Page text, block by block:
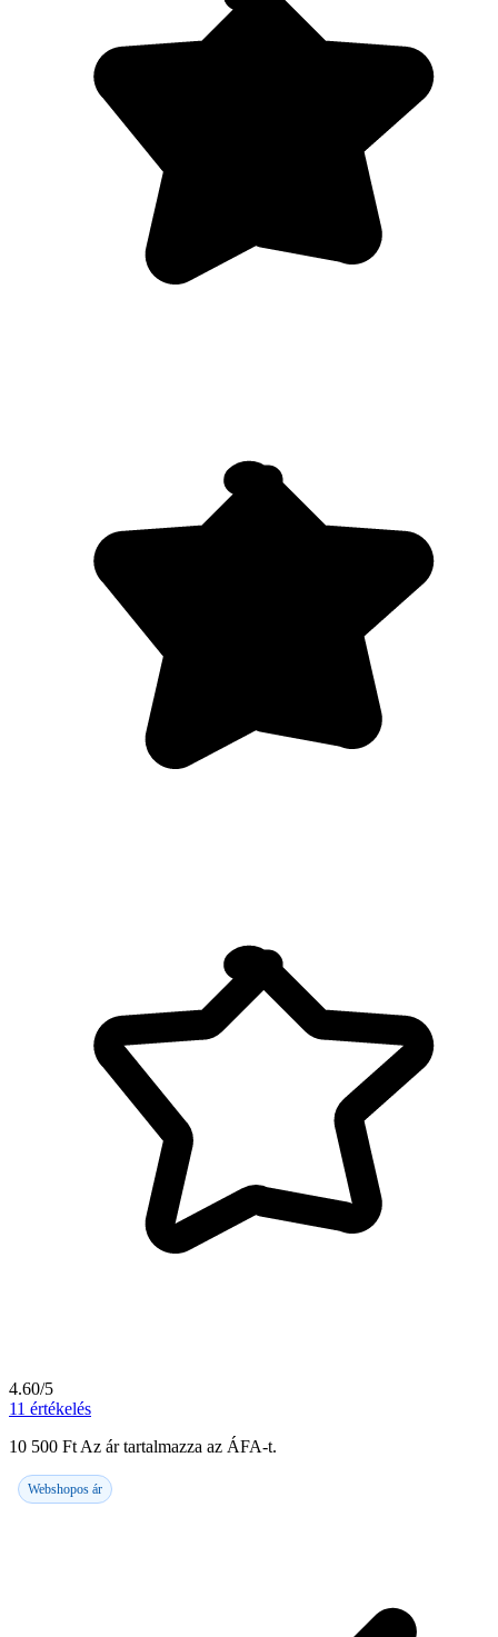
4.60/5
11 értékelés
10 500 Ft Az ár tartalmazza az ÁFA-t.
Webshopos ár